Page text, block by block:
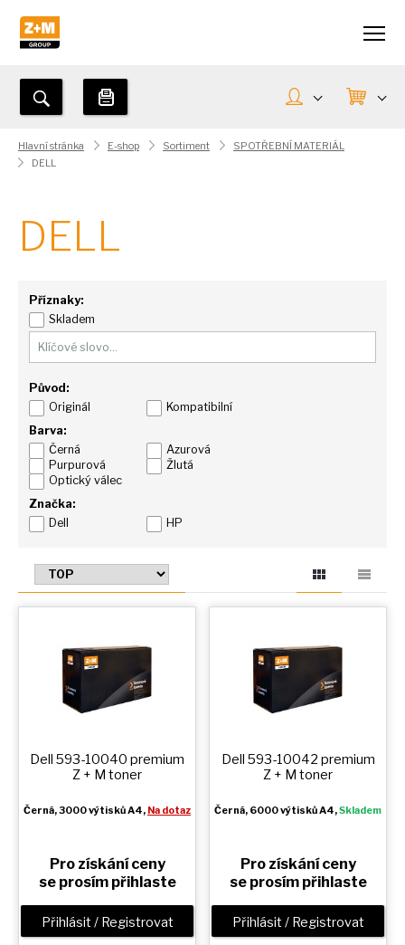
Hlavní stránka E-shop Sortiment
SPOTŘEBNÍ MATERIÁL
DELL
DELL
Příznaky:
Skladem
Původ:
Originál
Kompatibilní
Barva:
Černá
Azurová
Purpurová
Žlutá
Optický válec
Značka:
Dell
HP
Dell 593-10040 premium
Z + M toner
Černá, 3000 výtisků A4, Na dotaz
Pro získání ceny
se prosím přihlaste
Přihlásit / Registrovat
Dell 593-10042 premium
Z + M toner
Černá, 6000 výtisků A4,Skladem
Pro získání ceny
se prosím přihlaste
Přihlásit / Registrovat